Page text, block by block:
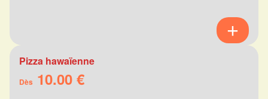
Pizza hawaïenne
Dès 10.00 €